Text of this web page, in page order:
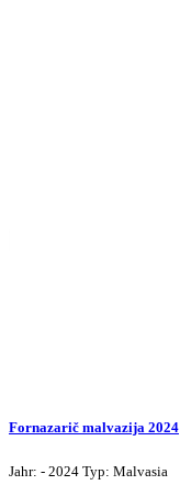
Fornazarič malvazija 2024
Jahr: - 2024 Typ: Malvasia